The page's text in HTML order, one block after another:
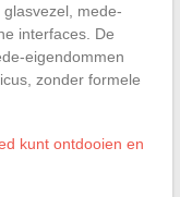
mede-
interfaces. De
eigendommen
zonder formele
kunt ontdooien en